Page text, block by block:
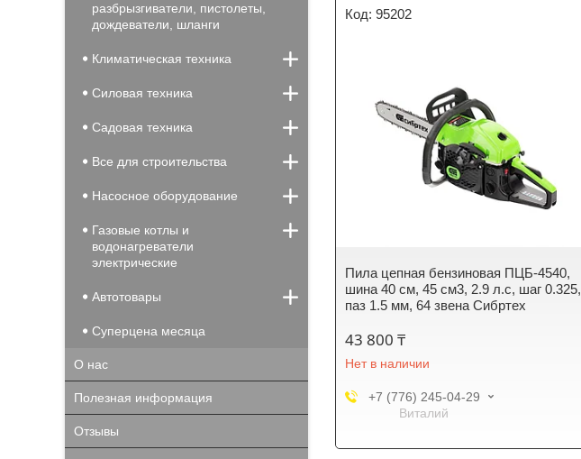
95202
Пила цепная бензиновая ПЦБ-4540,
шина 40 см, 45 см3, 2.9 л.с, шаг 0.325,
паз 1.5 мм, 64 звена Сибртех
43 800 ₸
Нет в наличии
+7 (776) 245-04-29
Виталий
разбрызгиватели, пистолеты,
дождеватели, шланги
Климатическая техника
Силовая техника
Садовая техника
Все для строительства
Насосное оборудование
Газовые котлы и
водонагреватели
электрические
Автотовары
Суперцена месяца
О нас
Полезная информация
Отзывы